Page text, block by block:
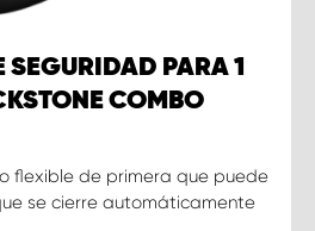
SEGURIDAD PARA 1
COMBO
flexible de primera que puede
se cierre automáticamente